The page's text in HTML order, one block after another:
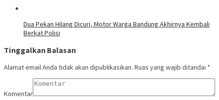
Dua Pekan Hilang Dicuri, Motor Warga Bandung Akhirnya Kembali
Berkat Polisi
Tinggalkan Balasan
Alamat email Anda tidak akan dipublikasikan. Ruas yang wajib ditandai *
Komentar